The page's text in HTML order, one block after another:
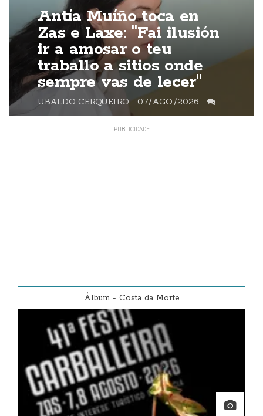
Antía Muíño toca en
Zas e Laxe: "Fai ilusión
ir a amosar o teu
traballo a sitios onde
sempre vas de lecer"
UBALDO CERQUEIRO 07/AGO./2026
Álbum - Costa da Morte